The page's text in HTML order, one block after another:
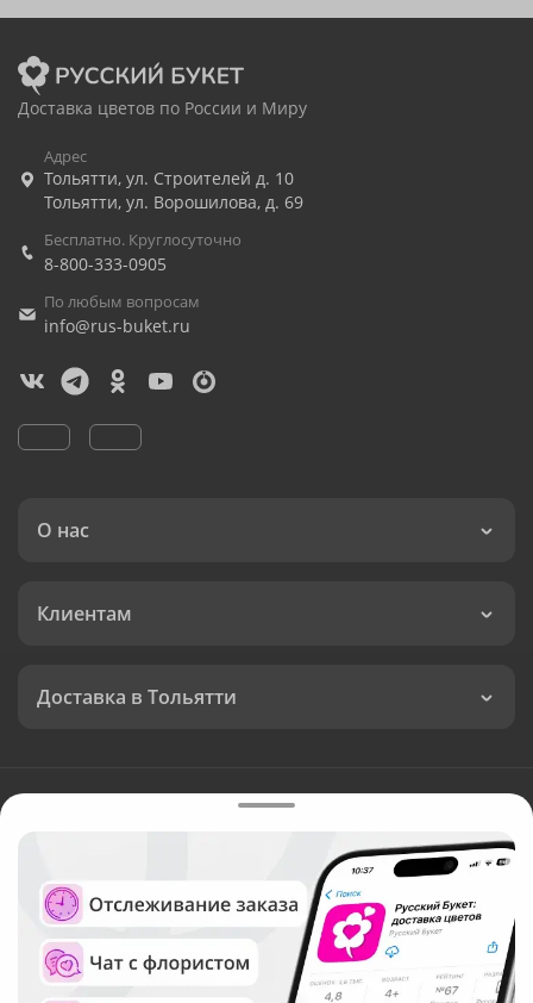
Доставка цветов по России и Миру
Адрес
Тольятти, ул. Строителей д. 10
Тольятти, ул. Ворошилова, д. 69
Бесплатно. Круглосуточно
8-800-333-0905
По любым вопросам
info@rus-buket.ru
О нас
Клиентам
Доставка в Тольятти
Валюта:
Служба круглосуточной доставки цветов в Тольятти
Русский Букет, 2026
Общество с ограниченной ответственностью «Технология»